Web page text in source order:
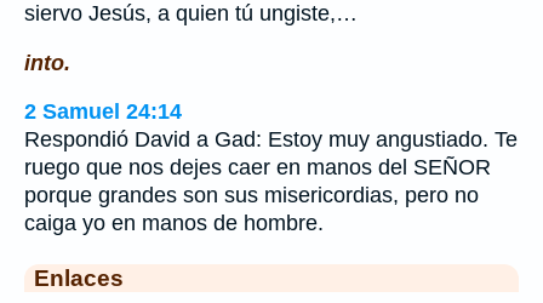
siervo Jesús, a quien tú ungiste,…
into.
2 Samuel 24:14
Respondió David a Gad: Estoy muy angustiado. Te
ruego que nos dejes caer en manos del SEÑOR
porque grandes son sus misericordias, pero no
caiga yo en manos de hombre.
Enlaces